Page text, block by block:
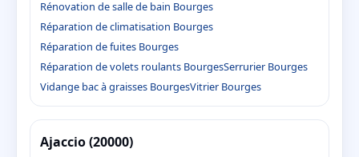
Rénovation de salle de bain Bourges
Réparation de climatisation Bourges
Réparation de fuites Bourges
Réparation de volets roulants BourgesSerrurier Bourges
Vidange bac à graisses BourgesVitrier Bourges
Ajaccio (20000)